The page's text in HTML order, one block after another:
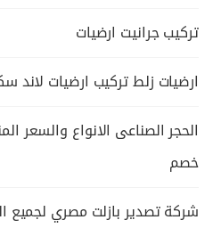
تركيب جرانيت ارضيات
ارضيات زلط تركيب ارضيات لاند
خصم
شركة تصدير بازلت مصري